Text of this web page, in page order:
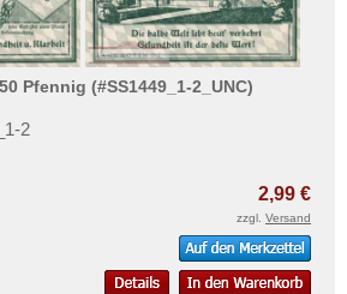
Pfennig (#SS1449_1-2_UNC)
2
2,99 €
zzgl. Versand